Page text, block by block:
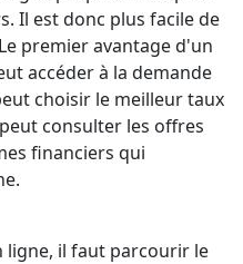
Il est donc plus facile de
premier avantage d'un
accéder à la demande
choisir le meilleur taux
consulter les offres
financiers qui
ligne, il faut parcourir le